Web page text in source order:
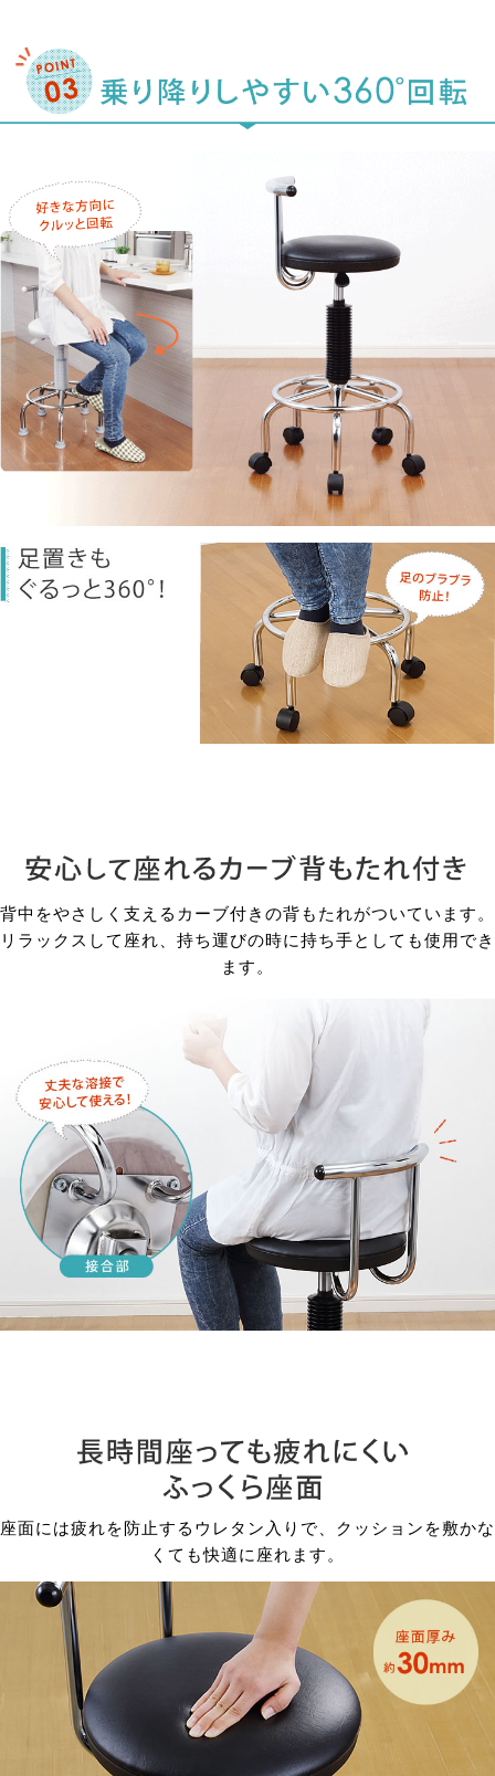
背中をやさしく支えるカーブ付きの背もたれがついています。
リラックスして座れ、持ち運びの時に持ち手としても使用でき
ます。
座面には疲れを防止するウレタン入りで、クッションを敷かな
くても快適に座れます。